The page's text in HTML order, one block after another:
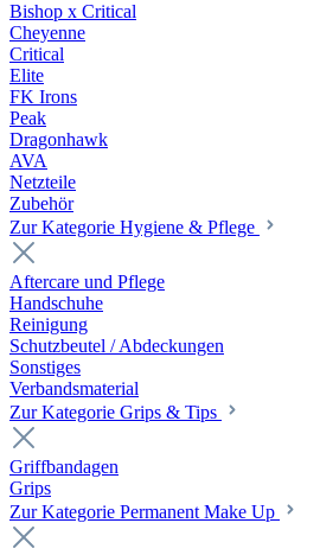
Bishop x Critical
Cheyenne
Critical
Elite
FK Irons
Peak
Dragonhawk
AVA
Netzteile
Zubehör
Zur Kategorie Hygiene & Pflege
Aftercare und Pflege
Handschuhe
Reinigung
Schutzbeutel / Abdeckungen
Sonstiges
Verbandsmaterial
Zur Kategorie Grips & Tips
Griffbandagen
Grips
Zur Kategorie Permanent Make Up